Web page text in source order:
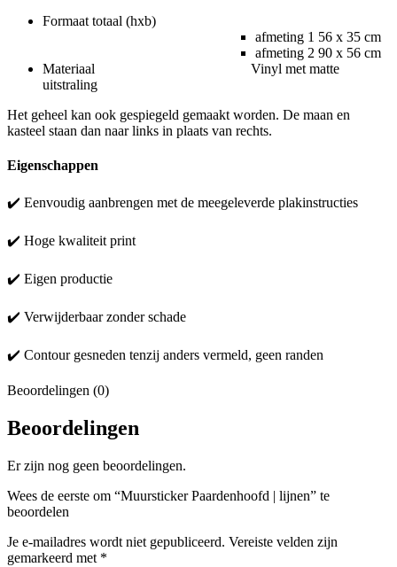
Formaat totaal (hxb)
afmeting 1 56 x 35 cm
afmeting 2 90 x 56 cm
Materiaal Vinyl met matte
uitstraling
Het geheel kan ook gespiegeld gemaakt worden. De maan en
kasteel staan dan naar links in plaats van rechts.
Eigenschappen
✔️ Eenvoudig aanbrengen met de meegeleverde plakinstructies
✔️ Hoge kwaliteit print
✔️ Eigen productie
✔️ Verwijderbaar zonder schade
✔️ Contour gesneden tenzij anders vermeld, geen randen
Beoordelingen (0)
Beoordelingen
Er zijn nog geen beoordelingen.
Wees de eerste om “Muursticker Paardenhoofd | lijnen” te
beoordelen
Je e-mailadres wordt niet gepubliceerd. Vereiste velden zijn
gemarkeerd met *